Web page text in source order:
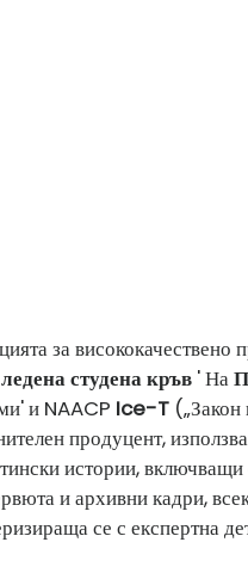
за
студена кръв ' На
и NAACP Ice-T
продуцент,
истории,
и архивни кадри,
се с експертна